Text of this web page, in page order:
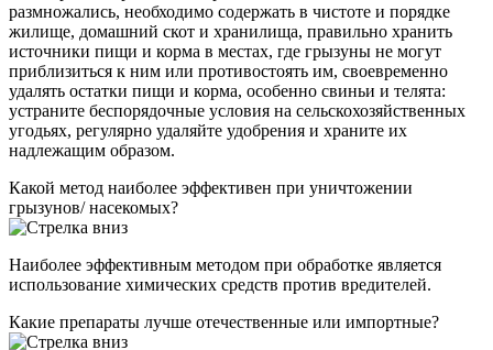
размножались, необходимо содержать в чистоте и порядке
жилище, домашний скот и хранилища, правильно хранить
источники пищи и корма в местах, где грызуны не могут
приблизиться к ним или противостоять им, своевременно
удалять остатки пищи и корма, особенно свиньи и телята:
устраните беспорядочные условия на сельскохозяйственных
угодьях, регулярно удаляйте удобрения и храните их
надлежащим образом.
Какой метод наиболее эффективен при уничтожении
грызунов/ насекомых?
Наиболее эффективным методом при обработке является
использование химических средств против вредителей.
Какие препараты лучше отечественные или импортные?